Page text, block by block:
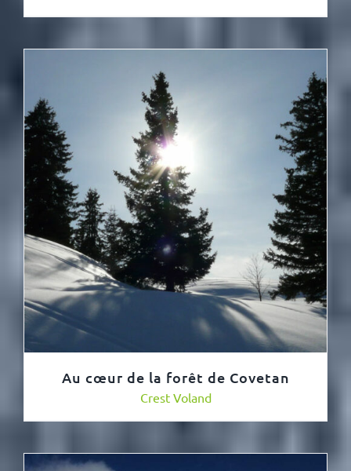
Au cœur de la forêt de Covetan
Crest Voland